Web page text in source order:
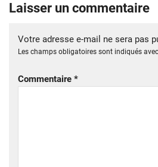
Laisser un commentaire
Votre adresse e-mail ne sera pas
Les champs obligatoires sont indiqués avec
Commentaire *